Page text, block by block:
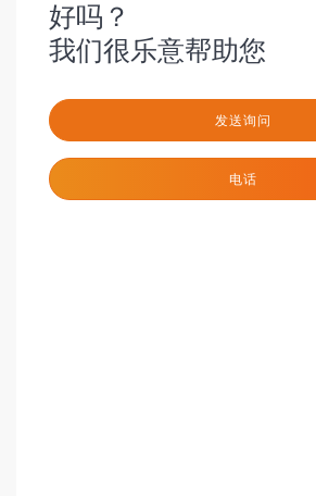
好吗？
我们很乐意帮助您
发送询问
电话